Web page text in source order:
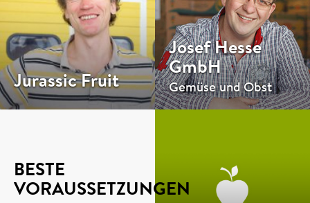
Jurassic Fruit
Josef Hesse
GmbH
Gemüse und Obst
BESTE
VORAUSSETZUNGEN